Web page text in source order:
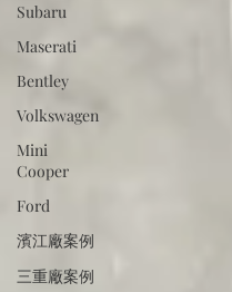
Subaru
Maserati
Bentley
Volkswagen
Mini
Cooper
Ford
濱江廠案例
三重廠案例